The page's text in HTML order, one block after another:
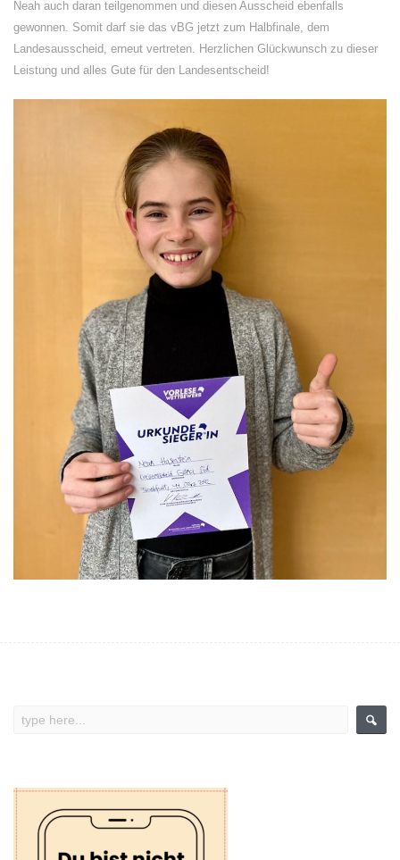
Neah auch daran teilgenommen und diesen Ausscheid ebenfalls
gewonnen. Somit darf sie das vBG jetzt zum Halbfinale, dem
Landesausscheid, erneut vertreten. Herzlichen Glückwunsch zu dieser
Leistung und alles Gute für den Landesentscheid!